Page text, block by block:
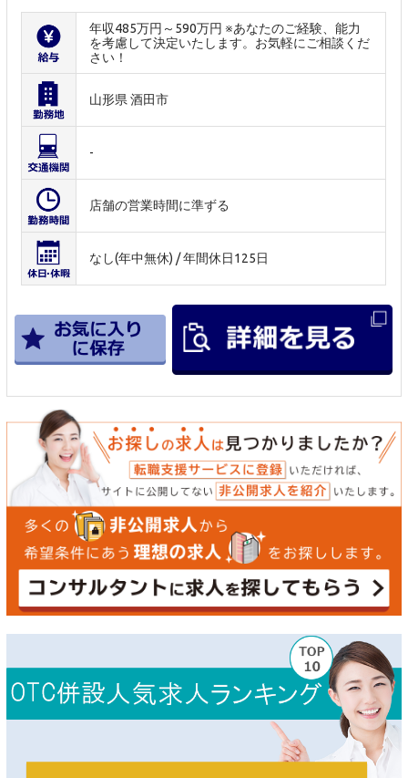
年収485万円～590万円 ※あなたのご経験、能力
を考慮して決定いたします。お気軽にご相談くだ
さい！
山形県 酒田市
-
店舗の営業時間に準ずる
なし(年中無休) / 年間休日125日